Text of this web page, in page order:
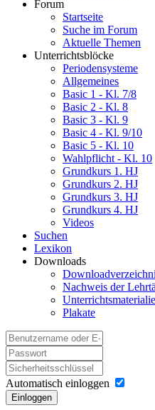
Forum
Startseite
Suche im Forum
Aktuelle Themen
Unterrichtsblöcke
Periodensysteme
Allgemeines
Basic 1 - Kl. 7/8
Basic 2 - Kl. 8
Basic 3 - Kl. 9
Basic 4 - Kl. 9/10
Basic 5 - Kl. 10
Wahlpflicht - Kl. 10
Grundkurs 1. HJ
Grundkurs 2. HJ
Grundkurs 3. HJ
Grundkurs 4. HJ
Videos
Suchen
Lexikon
Downloads
Nachweis der
Plakate
Automatisch einloggen
Einloggen